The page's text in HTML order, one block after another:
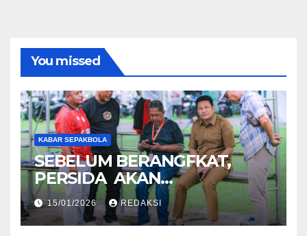
You missed
KABAR SEPAKBOLA
SEBELUM BERANGFKAT,
PERSIDA AKAN
BERPAMITAN KE BUPATI
SIDOARJO
15/01/2026 REDAKSI